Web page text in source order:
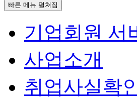
빠른 메뉴 펼쳐짐
기업회원 서
사업소개
취업사실확